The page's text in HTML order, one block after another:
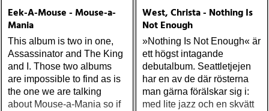
Eek-A-Mouse - Mouse-a-
Mania
This album is two in one,
Assassinator and The King
and I. Those two albums
are impossible to find as is
the one we are talking
about Mouse-a-Mania so if
West, Christa - Nothing Is
Not Enough
»Nothing Is Not Enough« är
ett högst intagande
debutalbum. Seattletjejen
har en av de där rösterna
man gärna förälskar sig i:
med lite jazz och en skvätt